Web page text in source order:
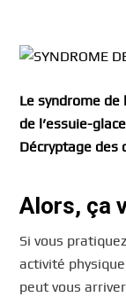
Le syndrome
de l’essuie-
Décryptage des
Alors, ça
Si vous
activité
peut vous